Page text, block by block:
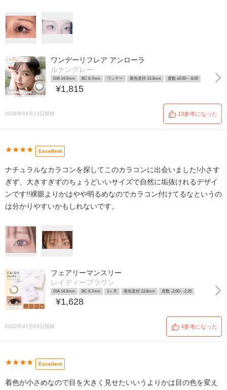
ワンデーリフレア アンローラ
ルナングレー
DIA 14.5mm BC 8.7mm ワンデー 着色直径 13.3mm 度数 ±0.00~ -8.00
¥1,815
2026年04月13日投稿 13参考になった
★★★★ Excellent
ナチュラルなカラコンを探してこのカラコンに出会いました!小さす
ぎず、大きすぎずのちょうどいいサイズで自然に垢抜けれるデザイ
ンです!!裸眼よりかはやや明るめなのでカラコン付けてるなというの
は分かりやすいかもしれないです。
フェアリーマンスリー
レイディーブラウン
DIA 14.5mm BC 8.7mm 1ヶ月 着色直径 13.8mm 度数 -2.00~ -2.25
¥1,628
2022年07月03日投稿 4参考になった
★★★★ Excellent
着色が小さめなので目を大きく見せたいいうよりかは目の色を変え